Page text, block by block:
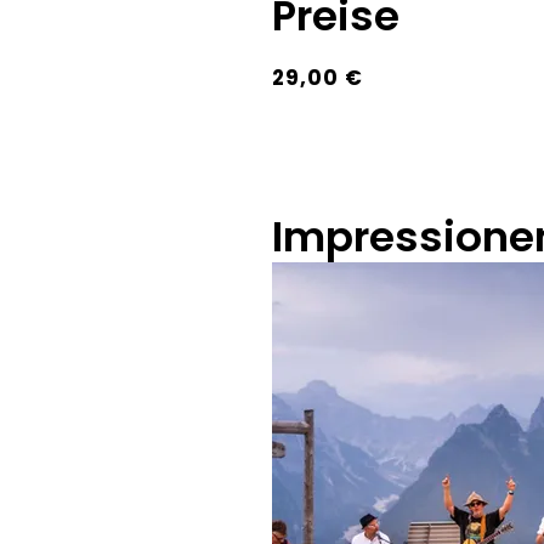
Preise
29,00 €